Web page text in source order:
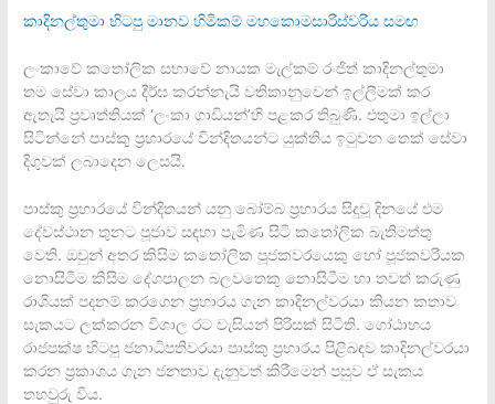
කාදිනල්තුමා හිටපු මානව හිමිකම් මහකොමසාරිස්වරිය සමඟ
ලංකාවේ කතෝලික සභාවේ නායක මැල්කම් රංජිත් කාදිනල්තුමා
තම සේවා කාලය දීර්ඝ කරන්නැයි වතිකානුවෙන් ඉල්ලීමක් කර
ඇතැයි ප‍්‍රවෘත්තියක් ‘ලංකා ගාඩියන්’හි පළකර තිබුණි. එතුමා ඉල්ලා
සිටින්නේ පාස්කු ප‍්‍රහාරයේ වින්දිතයන්ට යුක්තිය ඉටුවන තෙක් සේවා
දිගුවක් ලබාදෙන ලෙසයි.
පාස්කු ප‍්‍රහාරයේ වින්දිතයන් යනු බෝම්බ ප‍්‍රහාරය සිදුවූ දිනයේ එම
දේවස්ථාන තුනට පූජාව සඳහා පැමිණ සිටි කතෝලික බැතිමත්තු
වෙති. ඔවුන් අතර කිසිම කතෝලික පූජකවරයෙකු හෝ පූජකවරියක
නොසිටීම කිසිම දේශපාලන බලවතෙකු නොසිටීම හා තවත් කරුණු
රාශියක් පදනම් කරගෙන ප‍්‍රහාරය ගැන කාදිනල්වරයා කියන කතාව
සැකයට ලක්කරන විශාල රට වැසියන් පිරිසක් සිටිති. ගෝඨාභය
රාජපක්ෂ හිටපු ජනාධිපතිවරයා පාස්කු ප‍්‍රහාරය පිළිබඳව කාදිනල්වරයා
කරන ප‍්‍රකාශය ගැන ජනතාව දැනුවත් කිරීමෙන් පසුව ඒ සැකය
තහවුරු විය.